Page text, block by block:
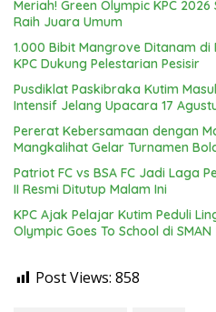
Meriah! Green Olympic KPC 2026
Raih Juara Umum
1.000 Bibit Mangrove Ditanam di
KPC Dukung Pelestarian Pesisir
Pusdiklat Paskibraka Kutim
Intensif Jelang Upacara 17
Pererat Kebersamaan dengan
Mangkalihat Gelar Turnamen
Patriot FC vs BSA FC Jadi Laga
II Resmi Ditutup Malam Ini
KPC Ajak Pelajar Kutim Peduli
Olympic Goes To School di
Post Views: 858